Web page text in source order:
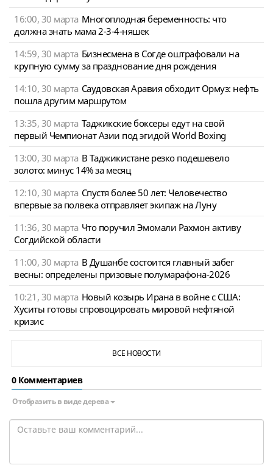
16:00, 30 марта Многоплодная беременность: что
должна знать мама 2-3-4-няшек
14:59, 30 марта Бизнесмена в Согде оштрафовали на
крупную сумму за празднование дня рождения
14:10, 30 марта Саудовская Аравия обходит Ормуз: нефть
пошла другим маршрутом
13:35, 30 марта Таджикские боксеры едут на свой
первый Чемпионат Азии под эгидой World Boxing
13:00, 30 марта В Таджикистане резко подешевело
золото: минус 14% за месяц
12:10, 30 марта Спустя более 50 лет: Человечество
впервые за полвека отправляет экипаж на Луну
11:36, 30 марта Что поручил Эмомали Рахмон активу
Согдийской области
11:00, 30 марта В Душанбе состоится главный забег
весны: определены призовые полумарафона-2026
10:21, 30 марта Новый козырь Ирана в войне с США:
Хуситы готовы спровоцировать мировой нефтяной
кризис
ВСЕ НОВОСТИ
0 Комментариев
Отобразить в виде дерева